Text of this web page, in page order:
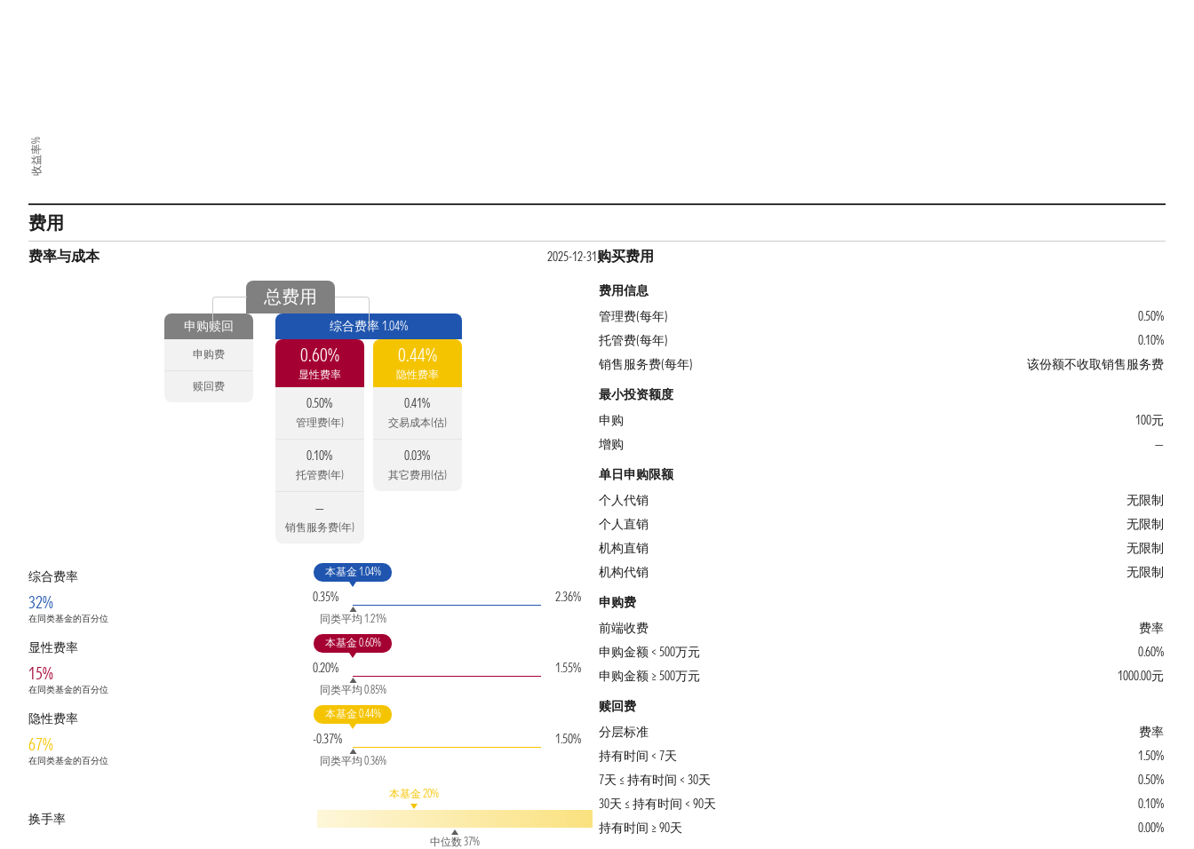
收益率%
费用
费率与成本 2025-12-31
总费用
申购赎回
申购费
赎回费
综合费率 1.04%
0.60%
显性费率
0.50%
管理费(年)
0.10%
托管费(年)
—
销售服务费(年)
0.44%
隐性费率
0.41%
交易成本(估)
0.03%
其它费用(估)
综合费率
32%
在同类基金的百分位
0.35%
本基金 1.04%
同类平均 1.21%
2.36%
显性费率
15%
在同类基金的百分位
0.20%
本基金 0.60%
同类平均 0.85%
1.55%
隐性费率
67%
在同类基金的百分位
-0.37%
本基金 0.44%
同类平均 0.36%
1.50%
换手率
本基金 20%
中位数 37%
购买费用
费用信息
管理费(每年)
0.50%
托管费(每年)
0.10%
销售服务费(每年)
该份额不收取销售服务费
最小投资额度
申购
100元
增购
—
单日申购限额
个人代销
无限制
个人直销
无限制
机构直销
无限制
机构代销
无限制
申购费
前端收费
费率
申购金额 < 500万元
0.60%
申购金额 ≥ 500万元
1000.00元
赎回费
分层标准
费率
持有时间 < 7天
1.50%
7天 ≤ 持有时间 < 30天
0.50%
30天 ≤ 持有时间 < 90天
0.10%
持有时间 ≥ 90天
0.00%